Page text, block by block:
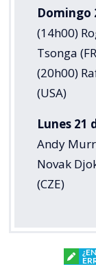
Domingo
(14h00)
Tsonga
(20h00)
(USA)
Lunes 21
Andy
Novak
(CZE)